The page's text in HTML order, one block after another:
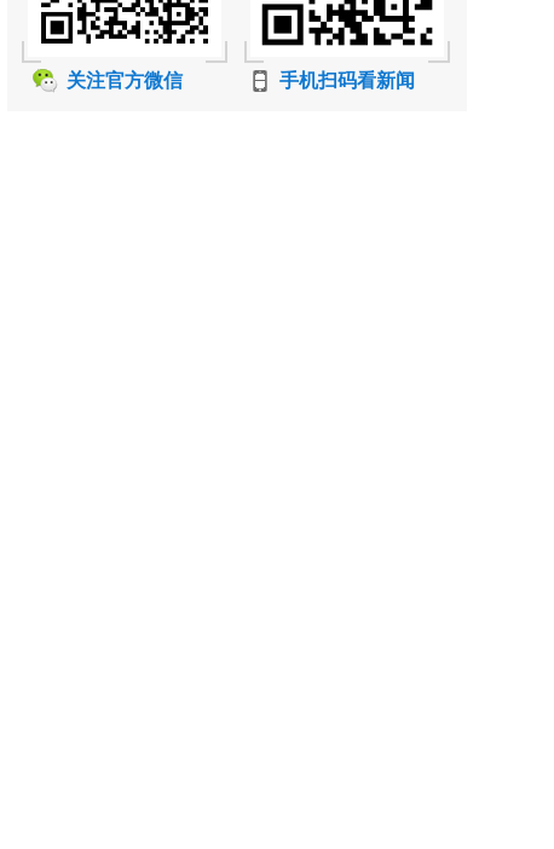
关注官方微信 手机扫码看新闻